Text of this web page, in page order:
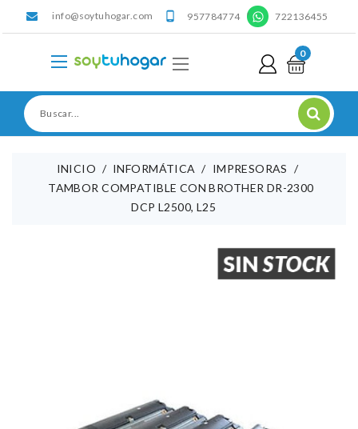
info@soytuhogar.com  957784774 ' 722136455
0
INICIO INFORMÁTICA
IMPRESORAS
TAMBOR COMPATIBLE CON BROTHER DR-2300
DCP L2500, L25